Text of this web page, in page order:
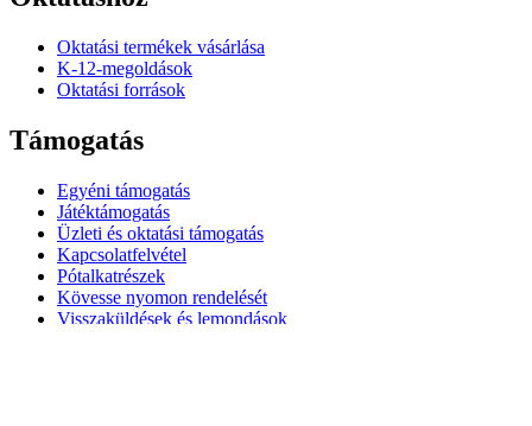
Oktatási termékek vásárlása
K-12-megoldások
Oktatási források
Támogatás
Egyéni támogatás
Játéktámogatás
Üzleti és oktatási támogatás
Kapcsolatfelvétel
Pótalkatrészek
Kövesse nyomon rendelését
Visszaküldések és lemondások